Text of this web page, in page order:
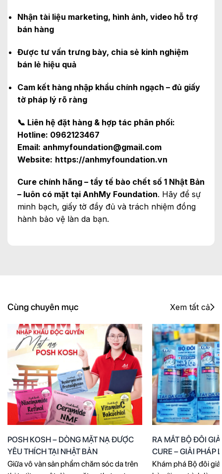
Nhận tài liệu marketing, hình ảnh, video hỗ trợ
bán hàng
Được tư vấn trưng bày, chia sẻ kinh nghiệm
bán lẻ hiệu quả
Cam kết hàng nhập khẩu chính ngạch – đủ giấy
tờ pháp lý rõ ràng
📞 Liên hệ đặt hàng & hợp tác phân phối:
Hotline: 0962123467
Email: anhmyfoundation@gmail.com
Website: https://anhmyfoundation.vn
Cure chính hãng – tẩy tế bào chết số 1 Nhật Bản
– luôn có mặt tại AnhMy Foundation. Hãy để sự
minh bạch, giấy tờ đầy đủ và trách nhiệm đồng
hành bảo vệ làn da bạn.
Cùng chuyên mục Xem tất cả
POSH KOSH – DÒNG MẶT NẠ ĐƯỢC
YÊU THÍCH TẠI NHẬT BẢN
Giữa vô vàn sản phẩm chăm sóc da trên
RA MẮT BỘ ĐÔI
CURE – GIẢI PHÁP
CHO LÀN DA
Khám phá Bộ đôi